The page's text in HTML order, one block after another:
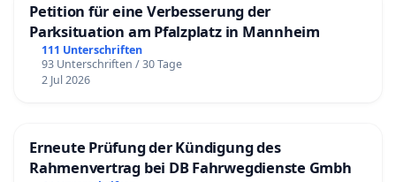
Petition für eine Verbesserung der
Parksituation am Pfalzplatz in Mannheim
111 Unterschriften
93 Unterschriften / 30 Tage
2 Jul 2026
Erneute Prüfung der Kündigung des
Rahmenvertrag bei DB Fahrwegdienste Gmbh